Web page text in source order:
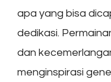
apa yang bisa
dedikasi.
dan
menginspirasi